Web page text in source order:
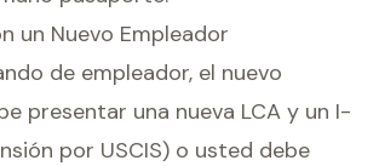
un Nuevo Empleador
de empleador, el nuevo
presentar una nueva LCA y un I-
por USCIS) o usted debe